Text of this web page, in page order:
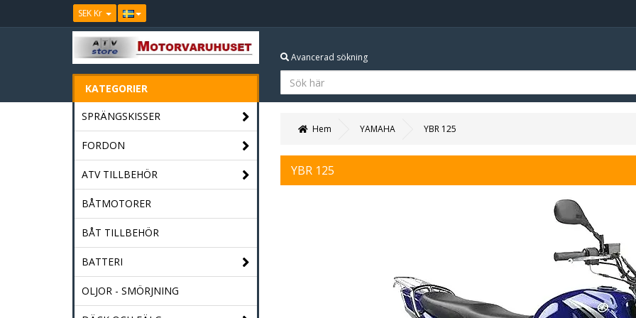
SEK Kr
KATEGORIER
Avancerad sökning
SPRÄNGSKISSER
FORDON
ATV TILLBEHÖR
BÅTMOTORER
BÅT TILLBEHÖR
BATTERI
OLJOR - SMÖRJNING
Hem YAMAHA YBR 125
YBR 125